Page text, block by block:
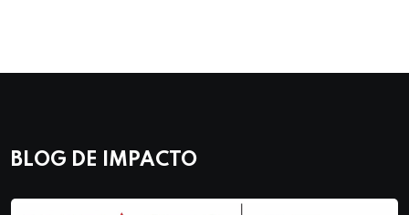
BLOG DE IMPACTO